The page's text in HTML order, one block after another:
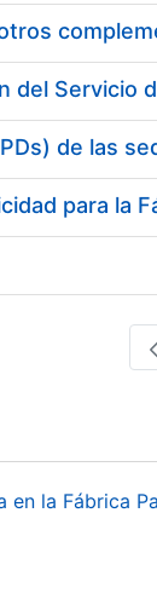
la Fábrica